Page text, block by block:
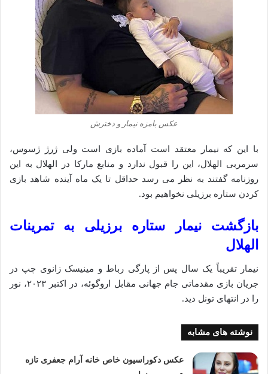
عکس بامزه نیمار و دخترش
با این که نیمار معتقد است ‏آماده بازی است ولی ژرژ ژسوس،
سرمربی الهلال، این را قبول ندارد و ‏منابع مارکا در الهلال به این
روزنامه گفتند به نظر می‌ رسد حداقل تا ‏یک ماه آینده شاهد بازی
کردن ستاره برزیلی نخواهیم بود. ‏
بازگشت نیمار ستاره برزیلی به تمرینات
الهلال
نیمار تقریباً یک سال پس از پارگی رباط و مینیسک زانوی چپ در
جریان بازی مقدماتی جام جهانی مقابل اروگوئه، در اکتبر ۲۰۲۳، نور
را در انتهای تونل دید.
نوشته های مشابه
عکس دکوراسیون خاص خانه آرام جعفری تازه